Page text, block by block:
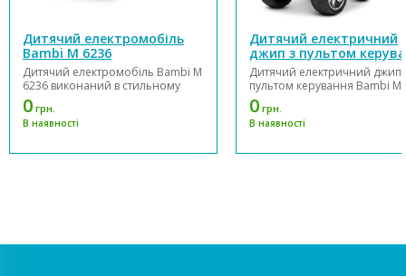
Дитячий електромобіль
Bambi M 6236
Дитячий електромобіль Bambi M
6236 виконаний в стильному
дизайні і обладнаний зручним
сидінням із еко-шкіри та 2
точковими ременями безпеки.
двигунами і акумулятором
0 грн.
В наявності
Дитячий електричний
джип з пультом
Bambi M 4198
Дитячий електричний джип
пультом керування Bambi M
виконаний в оригінальному
дизайні і обладнаний
сидінням. Електромобіль
двигунами і акумулятором
0 грн.
В наявності